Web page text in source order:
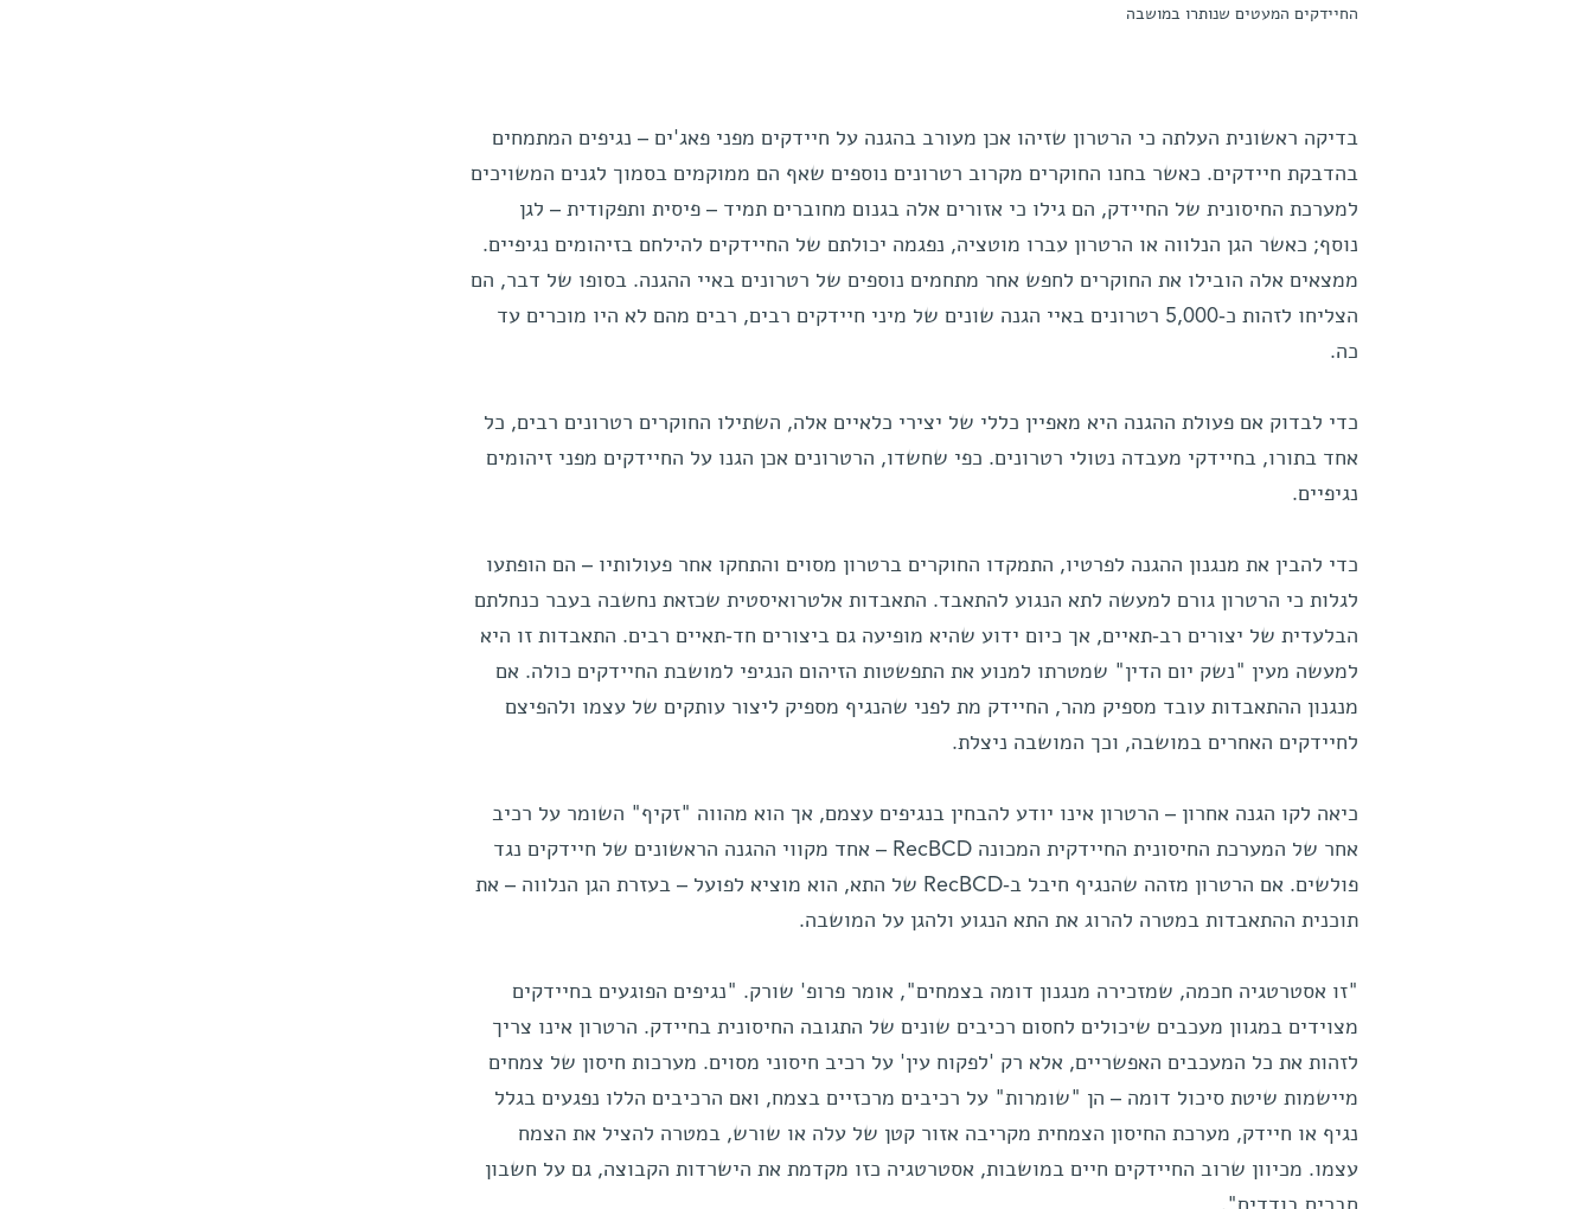
החיידקים המעטים שנותרו במושבה
בדיקה ראשונית העלתה כי הרטרון שזיהו אכן מעורב בהגנה על חיידקים מפני פאג'ים – נגיפים המתמחים
בהדבקת חיידקים. כאשר בחנו החוקרים מקרוב רטרונים נוספים שאף הם ממוקמים בסמוך לגנים המשויכים
למערכת החיסונית של החיידק, הם גילו כי אזורים אלה בגנום מחוברים תמיד – פיסית ותפקודית – לגן
נוסף; כאשר הגן הנלווה או הרטרון עברו מוטציה, נפגמה יכולתם של החיידקים להילחם בזיהומים נגיפיים.
ממצאים אלה הובילו את החוקרים לחפש אחר מתחמים נוספים של רטרונים באיי ההגנה. בסופו של דבר, הם
הצליחו לזהות כ-5,000 רטרונים באיי הגנה שונים של מיני חיידקים רבים, רבים מהם לא היו מוכרים עד
כה.
כדי לבדוק אם פעולת ההגנה היא מאפיין כללי של יצירי כלאיים אלה, השתילו החוקרים רטרונים רבים, כל
אחד בתורו, בחיידקי מעבדה נטולי רטרונים. כפי שחשדו, הרטרונים אכן הגנו על החיידקים מפני זיהומים
נגיפיים.
כדי להבין את מנגנון ההגנה לפרטיו, התמקדו החוקרים ברטרון מסוים והתחקו אחר פעולותיו – הם הופתעו
לגלות כי הרטרון גורם למעשה לתא הנגוע להתאבד. התאבדות אלטרואיסטית שכזאת נחשבה בעבר כנחלתם
הבלעדית של יצורים רב-תאיים, אך כיום ידוע שהיא מופיעה גם ביצורים חד-תאיים רבים. התאבדות זו היא
למעשה מעין "נשק יום הדין" שמטרתו למנוע את התפשטות הזיהום הנגיפי למושבת החיידקים כולה. אם
מנגנון ההתאבדות עובד מספיק מהר, החיידק מת לפני שהנגיף מספיק ליצור עותקים של עצמו ולהפיצם
לחיידקים האחרים במושבה, וכך המושבה ניצלת.
כיאה לקו הגנה אחרון – הרטרון אינו יודע להבחין בנגיפים עצמם, אך הוא מהווה "זקיף" השומר על רכיב
אחר של המערכת החיסונית החיידקית המכונה RecBCD – אחד מקווי ההגנה הראשונים של חיידקים נגד
פולשים. אם הרטרון מזהה שהנגיף חיבל ב-RecBCD של התא, הוא מוציא לפועל – בעזרת הגן הנלווה – את
תוכנית ההתאבדות במטרה להרוג את התא הנגוע ולהגן על המושבה.
"זו אסטרטגיה חכמה, שמזכירה מנגנון דומה בצמחים", אומר פרופ' שורק. "נגיפים הפוגעים בחיידקים
מצוידים במגוון מעכבים שיכולים לחסום רכיבים שונים של התגובה החיסונית בחיידק. הרטרון אינו צריך
לזהות את כל המעכבים האפשריים, אלא רק 'לפקוח עין' על רכיב חיסוני מסוים. מערכות חיסון של צמחים
מיישמות שיטת סיכול דומה – הן "שומרות" על רכיבים מרכזיים בצמח, ואם הרכיבים הללו נפגעים בגלל
נגיף או חיידק, מערכת החיסון הצמחית מקריבה אזור קטן של עלה או שורש, במטרה להציל את הצמח
עצמו. מכיוון שרוב החיידקים חיים במושבות, אסטרטגיה כזו מקדמת את הישרדות הקבוצה, גם על חשבון